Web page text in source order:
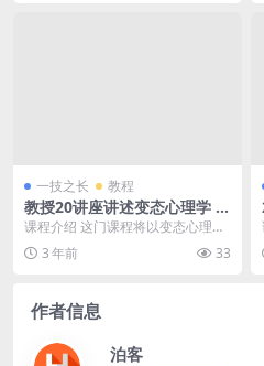
一技之长 教程
教授20讲座讲述变态心理学 精
选集
课程介绍 这门课程将以变态心理学
为主题，教授20个座谈讲座。学生
们将深入了解变态...
3 年前 33
作者信息
泊客